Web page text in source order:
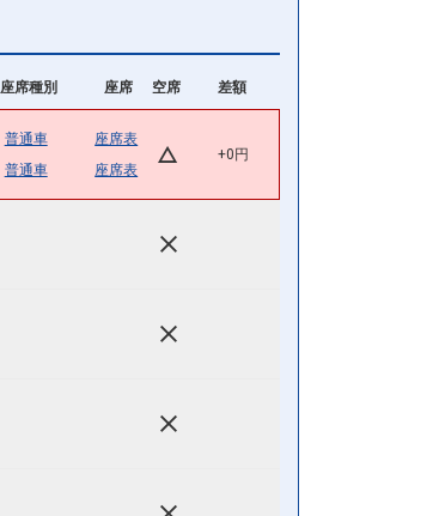
座席種別 座席 空席 差額
普通車 座席表
普通車 座席表
+0円